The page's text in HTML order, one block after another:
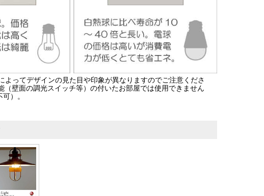
よってデザインの見た目や印象が異なりますのでご注意くださ
（壁面の調光スイッチ等）の付いたお部屋では使用できません
）。